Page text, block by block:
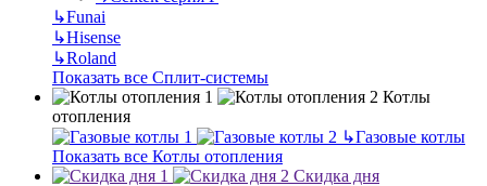
↳Funai
↳Hisense
↳Roland
Показать все Сплит-системы
Котлы
отопления
↳Газовые котлы
Показать все Котлы отопления
Скидка дня